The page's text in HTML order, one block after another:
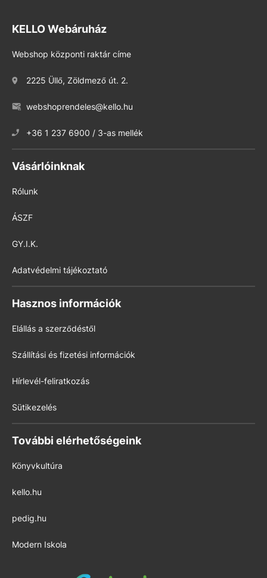
KELLO Webáruház
Webshop központi raktár címe
2225 Üllő, Zöldmező út. 2.
webshoprendeles@kello.hu
+36 1 237 6900 / 3-as mellék
Vásárlóinknak
Rólunk
ÁSZF
GY.I.K.
Adatvédelmi tájékoztató
Hasznos információk
Elállás a szerződéstől
Szállítási és fizetési információk
Hírlevél-feliratkozás
Sütikezelés
További elérhetőségeink
Könyvkultúra
kello.hu
pedig.hu
Modern Iskola